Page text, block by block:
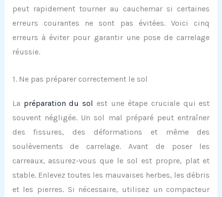
peut rapidement tourner au cauchemar si certaines
erreurs courantes ne sont pas évitées. Voici cinq
erreurs à éviter pour garantir une pose de carrelage
réussie.
1. Ne pas préparer correctement le sol
La préparation du sol est une étape cruciale qui est
souvent négligée. Un sol mal préparé peut entraîner
des fissures, des déformations et même des
soulèvements de carrelage. Avant de poser les
carreaux, assurez-vous que le sol est propre, plat et
stable. Enlevez toutes les mauvaises herbes, les débris
et les pierres. Si nécessaire, utilisez un compacteur